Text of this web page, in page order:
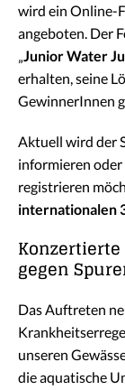
wird ein Online-
angeboten. Der
„Junior Water
erhalten, seine
GewinnerInnen
Aktuell wird der
informieren
registrieren
internationalen
gegen
Das Auftreten
unseren
die aquatische